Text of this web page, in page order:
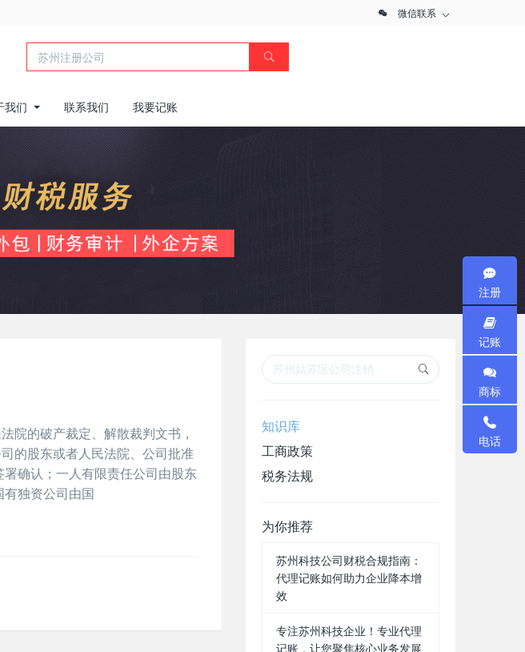
微信联系
我们 联系我们 我要记账
院的破产裁定、解散裁判文书，
的股东或者人民法院、公司批准
确认；一人有限责任公司由股东
独资公司由国
知识库
工商政策
税务法规
为你推荐
苏州科技公司财税合规指南：
代理记账如何助力企业降本增
效
专注苏州科技企业！专业代理
记账，让您聚焦核心业务发展
注册
记账
商标
电话